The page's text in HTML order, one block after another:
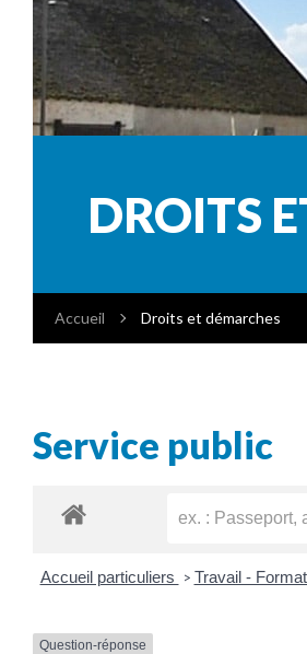
DROITS
Accueil Droits et démarches
Service public
Accueil particuliers > Travail -
Question-réponse